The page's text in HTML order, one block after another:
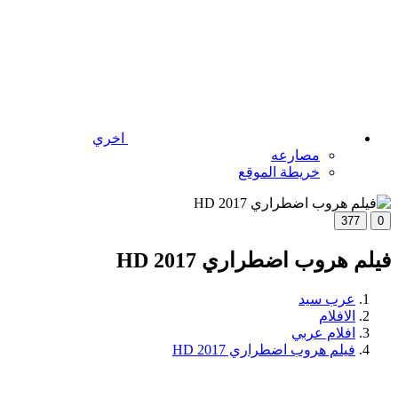
اخري
مصارعه
خريطة الموقع
0
377
فيلم هروب اضطراري 2017 HD
عرب سيد
الافلام
افلام عربي
فيلم هروب اضطراري 2017 HD